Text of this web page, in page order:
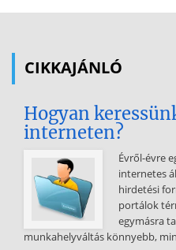
ismertetésével! * Alapfogalmak :
Szakkifejezések: lsd. az
3./B Jellemezze a csecsemő
lényegét, és a fejlődés
manipuláció, kéttárgyas
beszédre előkészítő szakasz,
Szakkifejezések: lsd.
élettani alapjait, fontosságát az
táplálkozás hibáit, kiemelten az
CIKKAJÁNLÓ
Hogyan
interneten?
Évről-évre
internetes
hirdetési
portálok
egymásra
munkahelyváltás könnyebb,